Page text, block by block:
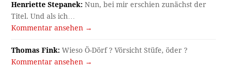
Henriette Stepanek: Nun, bei mir erschien zunächst der
Titel. Und als ich…
Kommentar ansehen →
Thomas Fink: Wieso Ö-Dörf ? Vörsicht Stüfe, öder ?
Kommentar ansehen →